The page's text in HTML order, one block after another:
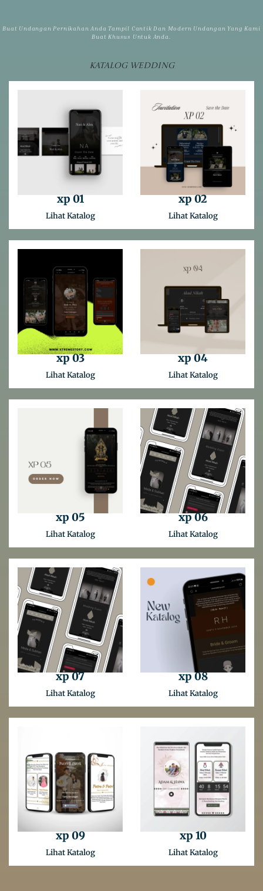
Buat Undangan Pernikahan Anda Tampil Cantik Dan Modern Undangan Yang Kami
Buat Khusus Untuk Anda.
Katalog Wedding
xp 01
Lihat Katalog
xp 02
Lihat Katalog
xp 03
Lihat Katalog
xp 04
Lihat Katalog
xp 05
Lihat Katalog
xp 06
Lihat Katalog
xp 07
Lihat Katalog
xp 08
Lihat Katalog
xp 09
Lihat Katalog
xp 10
Lihat Katalog